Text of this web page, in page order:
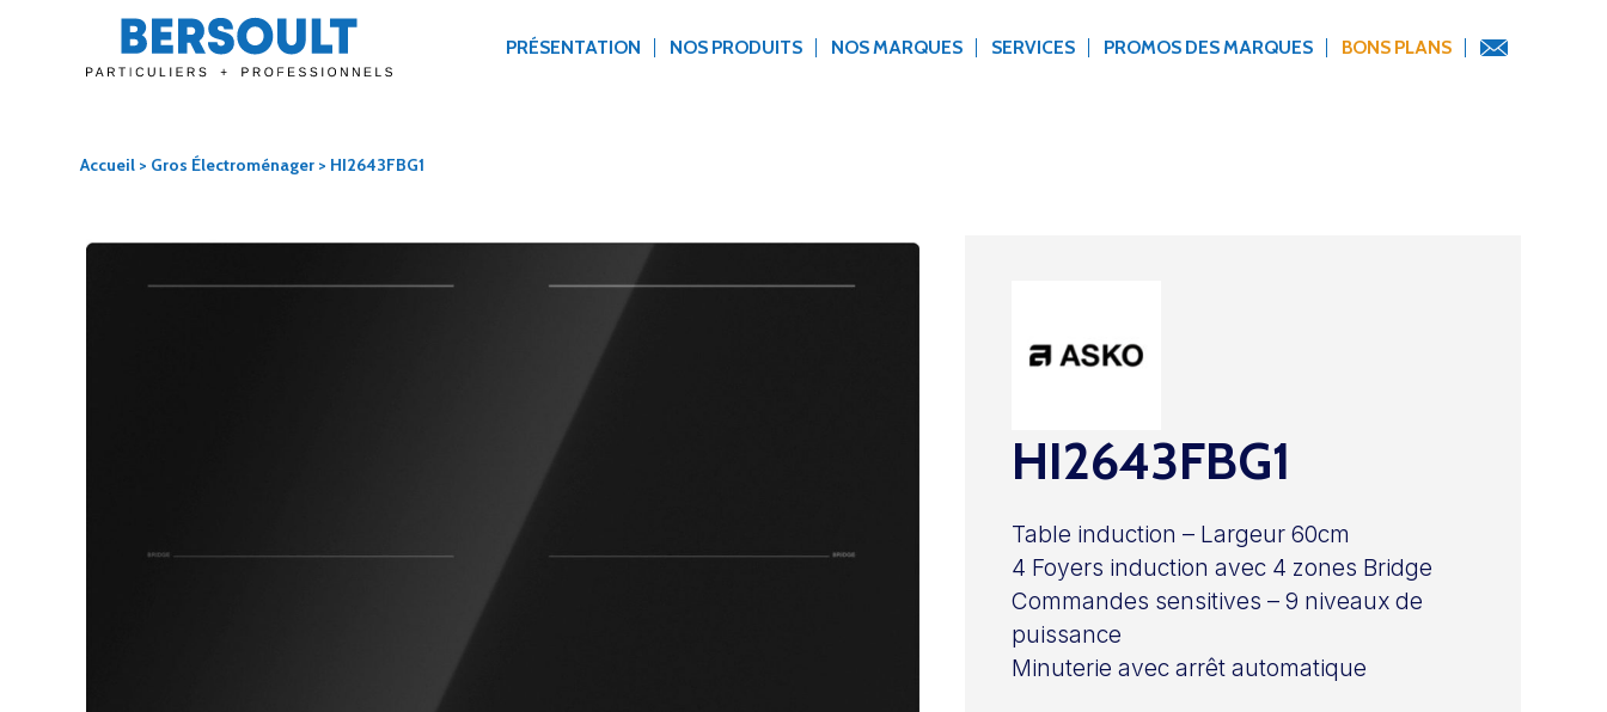
PRÉSENTATION NOS PRODUITS NOS MARQUES SERVICES PROMOS DES MARQUES BONS PLANS
Accueil > Gros Électroménager > HI2643FBG1
HI2643FBG1
Table induction – Largeur 60cm
4 Foyers induction avec 4 zones Bridge
Commandes sensitives – 9 niveaux de
puissance
Minuterie avec arrêt automatique